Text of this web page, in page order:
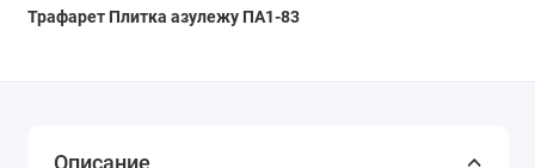
Трафарет Плитка азулежу ПА1-83
Описание